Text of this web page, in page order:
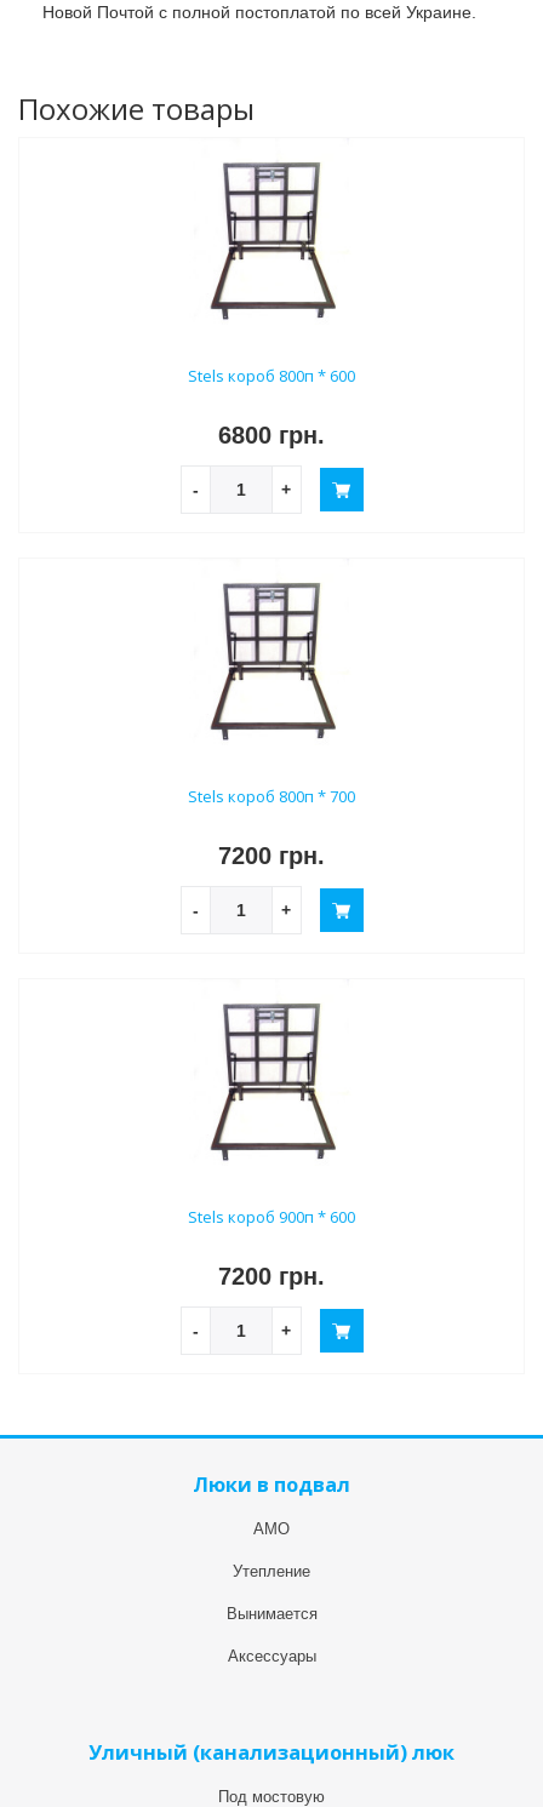
Новой Почтой с полной постоплатой по всей Украине.
Похожие товары
Stels короб 800п * 600
6800 грн.
- +
Stels короб 800п * 700
7200 грн.
- +
Stels короб 900п * 600
7200 грн.
- +
Люки в подвал
АМО
Утепление
Вынимается
Аксессуары
Уличный (канализационный) люк
Под мостовую